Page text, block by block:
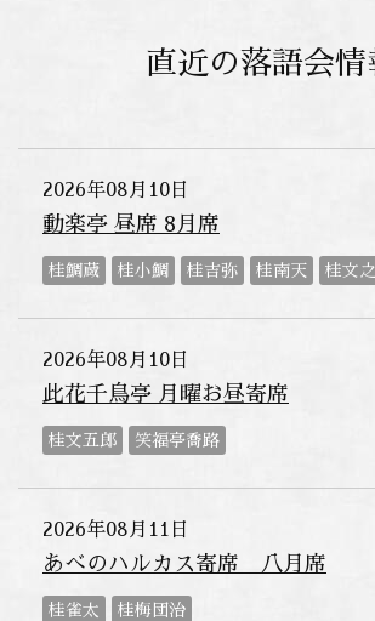
直近の落語会情
2026年08月10日
動楽亭 昼席 8月席
桂鯛蔵 桂小鯛 桂吉弥 桂南天 桂文
2026年08月10日
此花千鳥亭 月曜お昼寄席
桂文五郎 笑福亭喬路
2026年08月11日
あべのハルカス寄席 八月席
桂雀太 桂梅団治